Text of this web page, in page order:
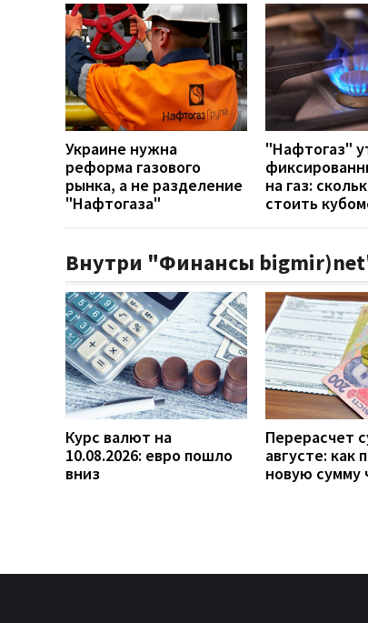
Украине нужна
реформа газового
рынка, а не разделение
"Нафтогаза"
"Нафтогаз"
на газ:
стоить
Внутри "Финансы
Курс валют на
10.08.2026: евро пошло
вниз
Перерасчет
августе: как
новую сумму